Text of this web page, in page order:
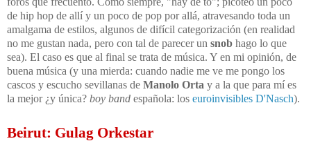
de hip hop de allí y un poco de pop por allá, atravesando toda un
amalgama de estilos, algunos de difícil categorización (en realidad
no me gustan nada, pero con tal de parecer un snob hago lo que
sea). El caso es que al final se trata de música. Y en mi opinión, de
buena música (y una mierda: cuando nadie me ve me pongo los
cascos y escucho sevillanas de Manolo Orta y a la que para mí es
la mejor ¿y única? boy band española: los euroinvisibles D'Nasch).
Beirut: Gulag Orkestar